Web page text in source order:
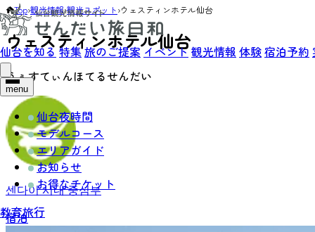
仙台を知る 特集旅のご提案 イベント観光情報 体験宿泊予約
menu
仙台夜時間
モデルコース
エリアガイド
お知らせ
お得なチケット
教育旅行
Top›観光情報›観光スポット›ウェスティンホテル仙台
ウェスティンホテル仙台
うぇすてぃんほてるせんだい
센다이 시내 중심부
宿泊